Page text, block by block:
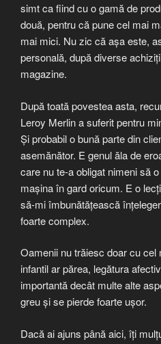
simt ca fiind cu o gamă de
două, pentru că pune cel mai
mai mici. Nu zic că așa este,
personală, după diverse
magazine.
După toată povestea asta,
Leroy Merlin a suferit pentru
Și probabil o bună parte din
asemănător. E genul ăla de
care nu te-a obligat nimeni să
mașina în gard oricum. E o
să-mi îmbunătățească
foarte complex.
Oamenii nu trăiesc doar cu
infantil ar părea, legătura
importantă decât multe alte
greu și se pierde foarte ușor.
Dacă ai ajuns până aici, îți